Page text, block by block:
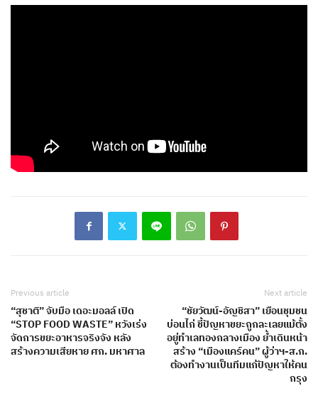
Previous article
“สุชาติ” จับมือ เดอะมอลล์ เปิด
“STOP FOOD WASTE” หวังเร่ง
จัดการขยะอาหารจริงจัง หลัง
สร้างความเสียหาย ศก. มหาศาล
Next article
“ชัยวัฒน์-อัญชิสา” เยือนชุมชน
บ่อนไก่ ชี้ปัญหาขยะถูกละเลยแม้ตั้ง
อยู่ทำเลทองกลางเมือง ย้ำเดินหน้า
สร้าง “เมืองแคร์คน” ผู้ว่าฯ-ส.ก.
ต้องทำงานเป็นทีมแก้ปัญหาให้คน
กรุง